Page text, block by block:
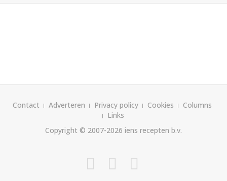
Contact Adverteren Privacy policy Cookies
Columns
Links
Copyright © 2007-2026 iens recepten b.v.